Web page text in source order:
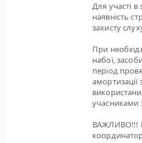
Для участі в
наявність
захисту
При
набої,
період
амортизації
учасниками
ВАЖЛИВО!!!